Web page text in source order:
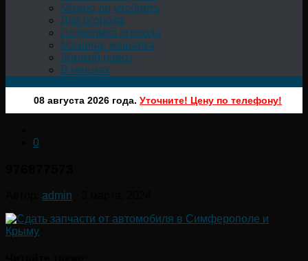
Можно ли удобрять
Для огорода
Подкормка огорода
Машина, мешалка
Жидкий навоз
В мешках
08 августа 2026 года. Уточните! Цену по телефону!
0
admin